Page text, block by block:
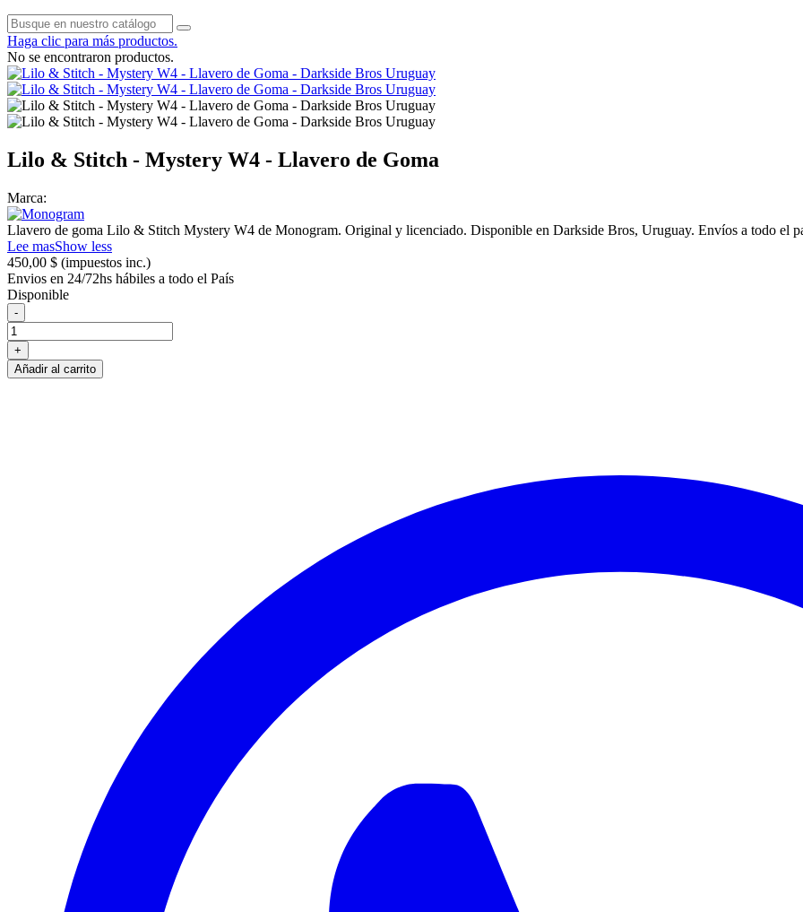
Haga clic para más productos.
No se encontraron productos.
Lilo & Stitch - Mystery W4 - Llavero de Goma
Marca:
Llavero de goma Lilo & Stitch Mystery W4 de Monogram. Original y licenciado. Disponible en Darkside Bros, Uruguay. Envíos a todo el
Lee masShow less
450,00 $ (impuestos inc.)
Envios en 24/72hs hábiles a todo el País
Disponible
-
+
Añadir al carrito